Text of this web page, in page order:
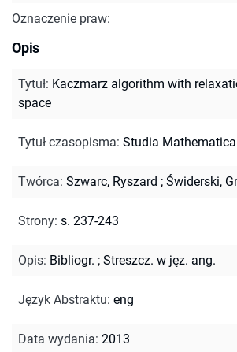
Oznaczenie praw:
Opis
Tytuł: Kaczmarz algorithm with
space
Tytuł czasopisma: Studia Mathematica
Twórca: Szwarc, Ryszard ; Świderski,
Strony: s. 237-243
Opis: Bibliogr. ; Streszcz. w jęz. ang.
Język Abstraktu: eng
Data wydania: 2013